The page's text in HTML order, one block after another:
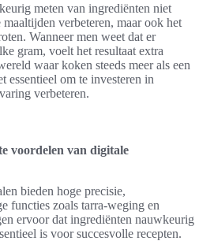
meten van ingrediënten niet
verbeteren, maar ook het
Wanneer men weet dat er
gram, voelt het resultaat extra
waar koken steeds meer als een
essentieel om te investeren in
verbeteren.
voordelen van digitale
bieden hoge precisie,
functies zoals tarra-weging en
ervoor dat ingrediënten nauwkeurig
is voor succesvolle recepten.